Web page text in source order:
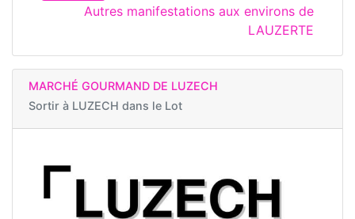
Autres manifestations aux environs de
LAUZERTE
MARCHÉ GOURMAND DE LUZECH
Sortir à LUZECH dans le Lot